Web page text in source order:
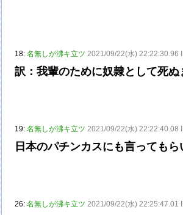
18:名無しが沸キ立ツ 2021/09/22(水) 22:22:30.96
訳：我輩のために奴隷として死ぬ
19:名無しが沸キ立ツ 2021/09/22(水) 22:22:40.08
日本のパチンカスにも言ってもら
26:名無しが沸キ立ツ 2021/09/22(水) 22:25:47.01